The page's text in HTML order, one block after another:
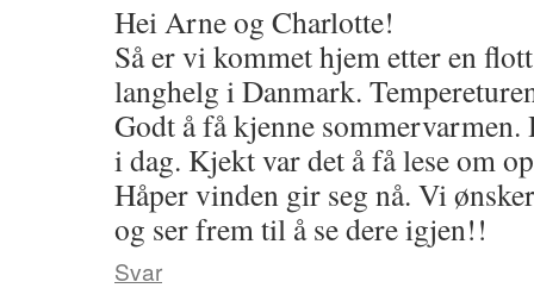
Hei Arne og Charlotte!
Så er vi kommet hjem etter en
langhelg i Danmark.
Godt å få kjenne
i dag. Kjekt var det å få lese om
Håper vinden gir seg nå. Vi
og ser frem til å se dere igjen!!
Svar